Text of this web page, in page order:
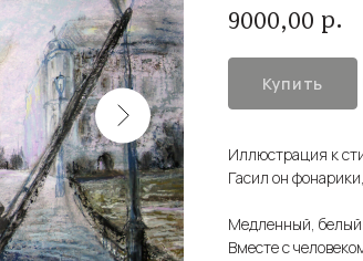
9000,00 р.
Купить
Иллюстрация к
Гасил он
Медленный, белый
Вместе с